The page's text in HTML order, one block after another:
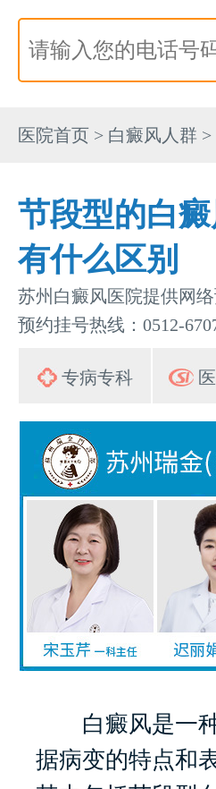
医院首页 > 白癜风人群 >
节段型的白
有什么区别
苏州白癜风医院提供网
预约挂号热线：0512-
专病专科
白癜风是一种
据病变的特点和